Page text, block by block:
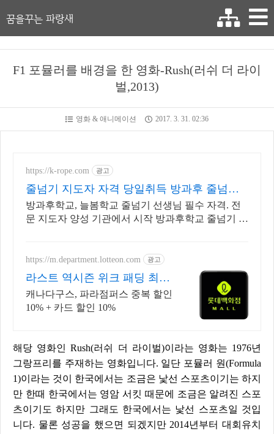
꿈을꾸는 파랑새
F1 포뮬러를 배경을 한 영화-Rush(러쉬 더 라이
벌,2013)
영화 & 애니메이션 2017. 3. 31. 02:36
https://k-rope.com 광고
줄넘기 지도자 자격 당일취득 방과후 줄넘기
지도자 양성
방과후학교, 늘봄학교 줄넘기 선생님 필수 자격. 전
문 지도자 양성 기관에서 시작 방과후학교 줄넘기 강
https://m.department.lotteon.com 광고
라스트 역시즌 위크 패딩 최대
74% 할인
캐나다구스, 파라점퍼스 중복 할인
10% + 카드 할인 10%
해당 영화인 Rush(러쉬 더 라이벌)이라는 영화는 1976년
그랑프리를 주재하는 영화입니다. 일단 포뮬러 원(Formula
1)이라는 것이 한국에서는 조금은 낯선 스포츠이기는 하지
만 한때 한국에서는 영암 서킷 때문에 조금은 알려진 스포
츠이기도 하지만 그래도 한국에서는 낯선 스포츠일 것입
니다. 물론 성공을 했으면 되겠지만 2014년부터 대회유치